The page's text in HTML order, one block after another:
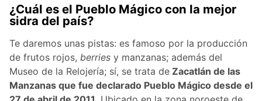
¿Cuál es el Pueblo Mágico con la mejor
sidra del país?
Te daremos unas pistas: es famoso por la producción
de frutos rojos, berries y manzanas; además del
Museo de la Relojería; sí, se trata de Zacatlán de las
Manzanas que fue declarado Pueblo Mágico desde el